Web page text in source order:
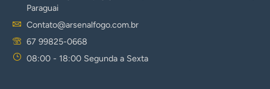
Paraguai
Contato@arsenalfogo.com.br
67 99825-0668
08:00 - 18:00 Segunda a Sexta